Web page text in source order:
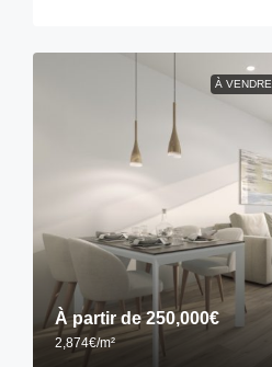
À VENDRE
À partir de250,000€
2,874€/m²